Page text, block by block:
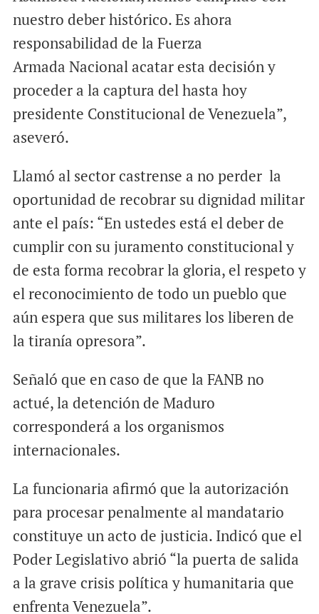
nuestro deber histórico. Es ahora
responsabilidad de la Fuerza
Armada Nacional acatar esta decisión y
proceder a la captura del hasta hoy
presidente Constitucional de Venezuela”,
aseveró.
Llamó al sector castrense a no perder la
oportunidad de recobrar su dignidad militar
ante el país: “En ustedes está el deber de
cumplir con su juramento constitucional y
de esta forma recobrar la gloria, el respeto y
el reconocimiento de todo un pueblo que
aún espera que sus militares los liberen de
la tiranía opresora”.
Señaló que en caso de que la FANB no
actué, la detención de Maduro
corresponderá a los organismos
internacionales.
La funcionaria afirmó que la autorización
para procesar penalmente al mandatario
constituye un acto de justicia. Indicó que el
Poder Legislativo abrió “la puerta de salida
a la grave crisis política y humanitaria que
enfrenta Venezuela”.